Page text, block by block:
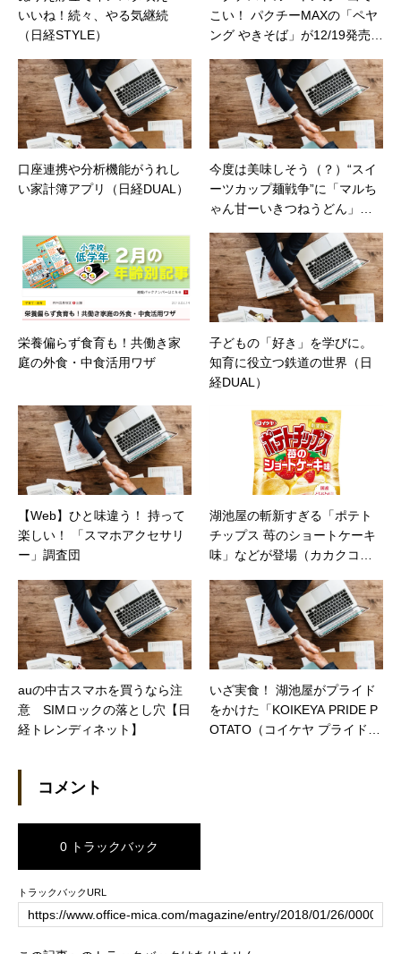
いいね！続々、やる気継続
（日経STYLE）
こい！ パクチーMAXの「ペヤ
ング やきそば」が12/19発売
口座連携や分析機能がうれし
い家計簿アプリ（日経DUAL）
今度は美味しそう（？）“スイ
ーツカップ麺戦争”に「マルち
ゃん甘ーいきつねうどん」参
栄養偏らず食育も！共働き家
庭の外食・中食活用ワザ
子どもの「好き」を学びに。
知育に役立つ鉄道の世界（日
経DUAL）
【Web】ひと味違う！ 持って
楽しい！ 「スマホアクセサリ
ー」調査団
湖池屋の斬新すぎる「ポテト
チップス 苺のショートケーキ
味」などが登場（カカクコム
auの中古スマホを買うなら注
意 SIMロックの落とし穴【日
経トレンディネット】
いざ実食！ 湖池屋がプライド
をかけた「KOIKEYA PRIDE P
OTATO（コイケヤ プライド
コメント
0 トラックバック
トラックバックURL